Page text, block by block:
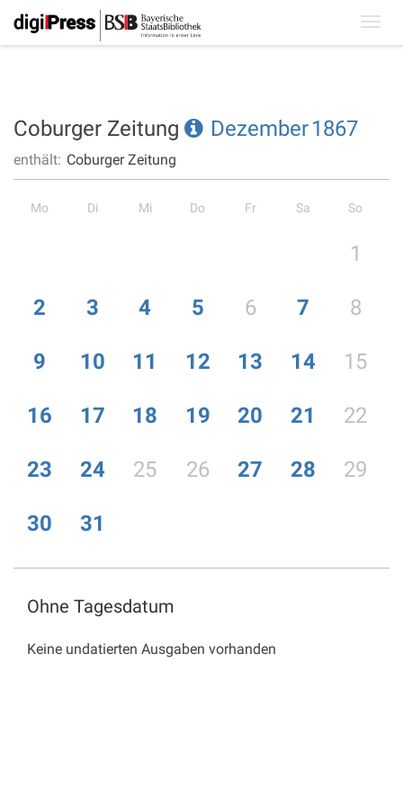
Coburger Zeitung Dezember1867
enthält: Coburger Zeitung
Mo Di Mi Do Fr Sa So
1
2 3 4 5 6 7 8
9 10 11 12 13 14 15
16 17 18 19 20 21 22
23 24 25 26 27 28 29
30 31
Ohne Tagesdatum
Keine undatierten Ausgaben vorhanden